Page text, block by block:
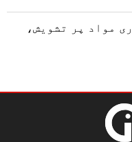
مواد پر تشویش،